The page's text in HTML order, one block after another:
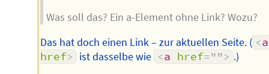
Was soll das? Ein a-Element ohne Link? Wozu?
Das hat doch einen Link – zur aktuellen Seite. ( <a
href> ist dasselbe wie <a href=""> .)